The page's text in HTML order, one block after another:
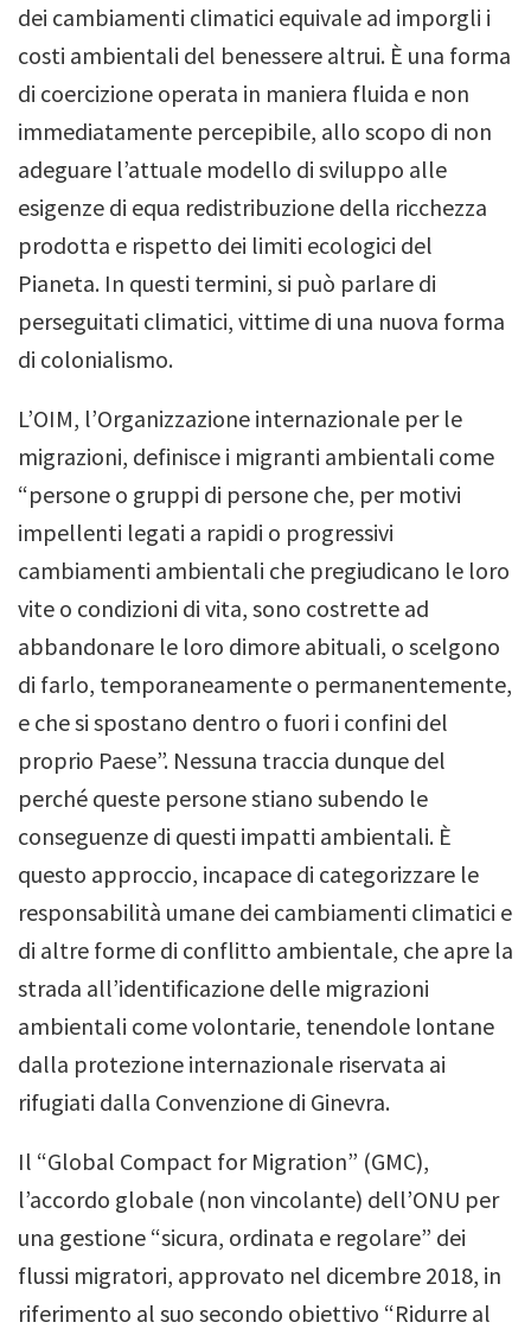
dei cambiamenti climatici equivale ad imporgli i
costi ambientali del benessere altrui. È una forma
di coercizione operata in maniera fluida e non
immediatamente percepibile, allo scopo di non
adeguare l’attuale modello di sviluppo alle
esigenze di equa redistribuzione della ricchezza
prodotta e rispetto dei limiti ecologici del
Pianeta. In questi termini, si può parlare di
perseguitati climatici, vittime di una nuova forma
di colonialismo.
L’OIM, l’Organizzazione internazionale per le
migrazioni, definisce i migranti ambientali come
“persone o gruppi di persone che, per motivi
impellenti legati a rapidi o progressivi
cambiamenti ambientali che pregiudicano le loro
vite o condizioni di vita, sono costrette ad
abbandonare le loro dimore abituali, o scelgono
di farlo, temporaneamente o permanentemente,
e che si spostano dentro o fuori i confini del
proprio Paese”. Nessuna traccia dunque del
perché queste persone stiano subendo le
conseguenze di questi impatti ambientali. È
questo approccio, incapace di categorizzare le
responsabilità umane dei cambiamenti climatici e
di altre forme di conflitto ambientale, che apre la
strada all’identificazione delle migrazioni
ambientali come volontarie, tenendole lontane
dalla protezione internazionale riservata ai
rifugiati dalla Convenzione di Ginevra.
Il “Global Compact for Migration” (GMC),
l’accordo globale (non vincolante) dell’ONU per
una gestione “sicura, ordinata e regolare” dei
flussi migratori, approvato nel dicembre 2018, in
riferimento al suo secondo obiettivo “Ridurre al